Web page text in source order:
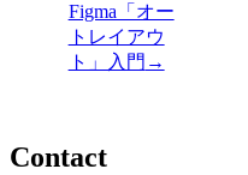
Figma「オー
トレイアウ
ト」入門 →
Contact